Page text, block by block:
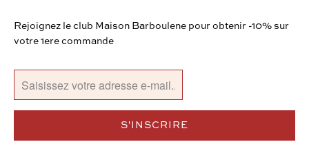
Rejoignez le club Maison Barboulene pour obtenir -10% sur
votre 1ere commande